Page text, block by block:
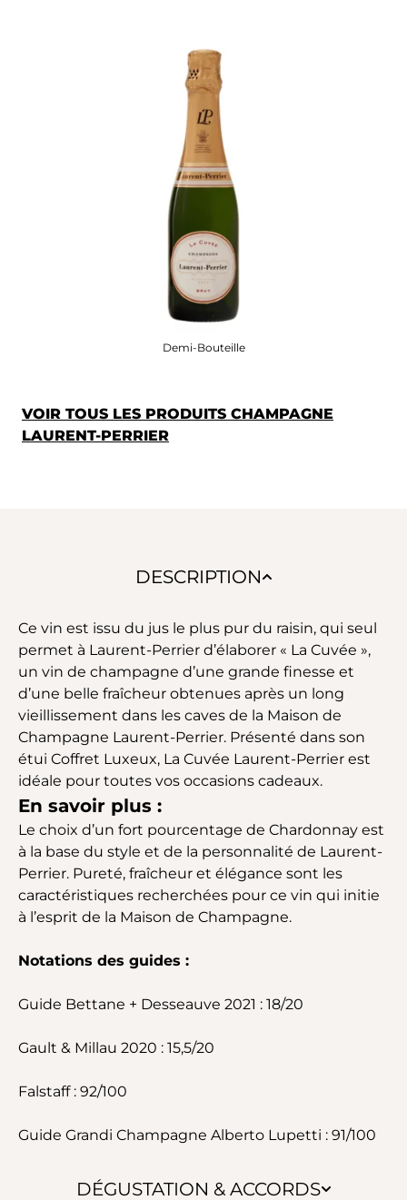
Demi-Bouteille
VOIR TOUS LES PRODUITS CHAMPAGNE
LAURENT-PERRIER
DESCRIPTION
DÉGUSTATION & ACCORDS
Ce vin est issu du jus le plus pur du raisin, qui seul
permet à Laurent-Perrier d’élaborer « La Cuvée »,
un vin de champagne d’une grande finesse et
d’une belle fraîcheur obtenues après un long
vieillissement dans les caves de la Maison de
Champagne Laurent-Perrier. Présenté dans son
étui Coffret Luxeux, La Cuvée Laurent-Perrier est
idéale pour toutes vos occasions cadeaux.
En savoir plus :
Le choix d’un fort pourcentage de Chardonnay est
à la base du style et de la personnalité de Laurent-
Perrier. Pureté, fraîcheur et élégance sont les
caractéristiques recherchées pour ce vin qui initie
à l’esprit de la Maison de Champagne.
Notations des guides :
Guide Bettane + Desseauve 2021 : 18/20
Gault & Millau 2020 : 15,5/20
Falstaff : 92/100
Guide Grandi Champagne Alberto Lupetti : 91/100